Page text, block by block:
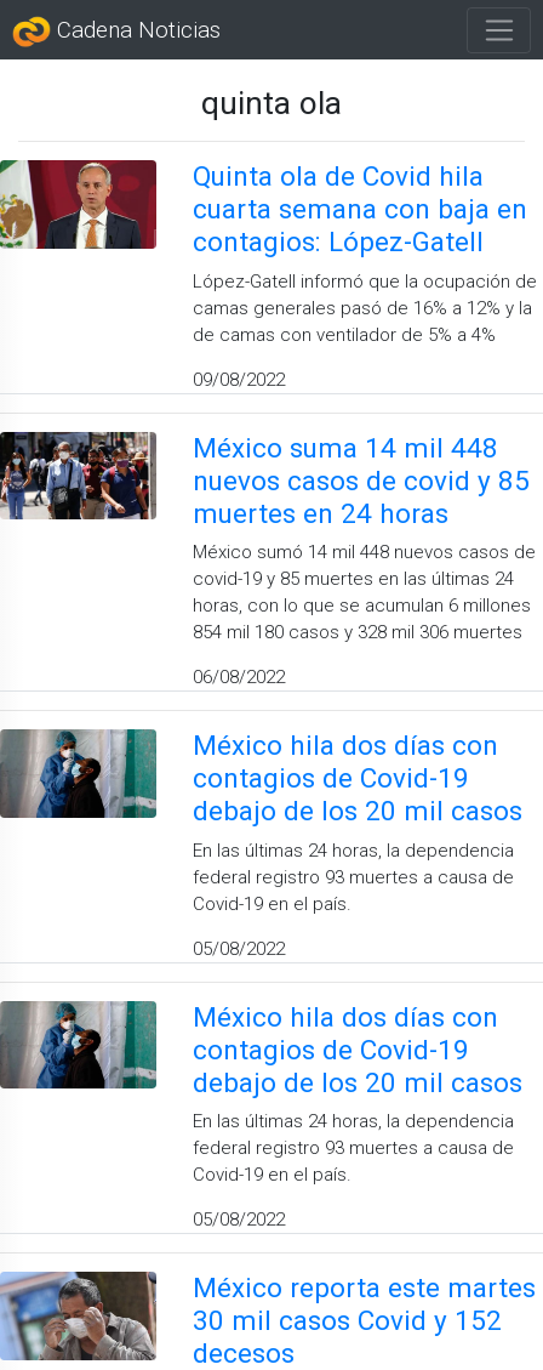
Cadena Noticias
quinta ola
Quinta ola de Covid hila
cuarta semana con baja en
contagios: López-Gatell
López-Gatell informó que la ocupación de
camas generales pasó de 16% a 12% y la
de camas con ventilador de 5% a 4%
09/08/2022
México suma 14 mil 448
nuevos casos de covid y 85
muertes en 24 horas
México sumó 14 mil 448 nuevos casos de
covid-19 y 85 muertes en las últimas 24
horas, con lo que se acumulan 6 millones
854 mil 180 casos y 328 mil 306 muertes
06/08/2022
México hila dos días con
contagios de Covid-19
debajo de los 20 mil casos
En las últimas 24 horas, la dependencia
federal registro 93 muertes a causa de
Covid-19 en el país.
05/08/2022
México hila dos días con
contagios de Covid-19
debajo de los 20 mil casos
En las últimas 24 horas, la dependencia
federal registro 93 muertes a causa de
Covid-19 en el país.
05/08/2022
México reporta este martes
30 mil casos Covid y 152
decesos